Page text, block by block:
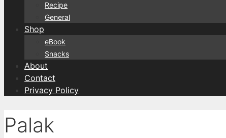
Recipe
General
Shop
eBook
Snacks
About
Contact
Privacy Policy
Palak